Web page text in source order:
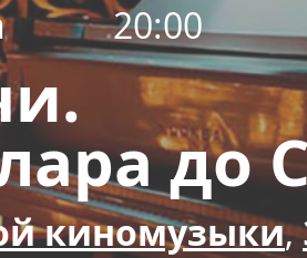
20:00
до
киномузыки,